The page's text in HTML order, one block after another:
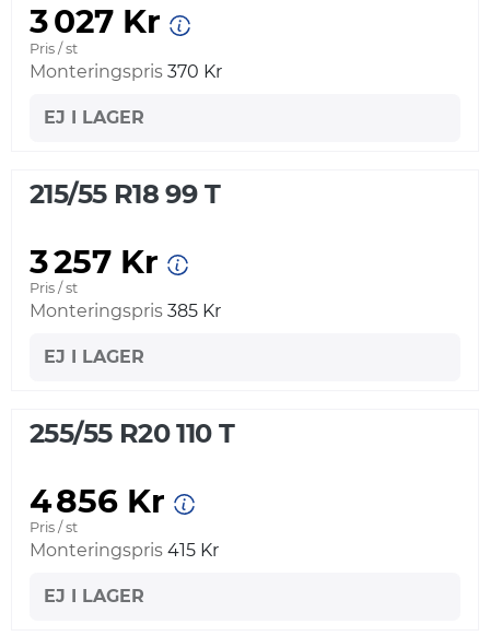
3 027 Kr
Pris / st
Monteringspris 370 Kr
EJ I LAGER
215/55 R18 99 T
3 257 Kr
Pris / st
Monteringspris 385 Kr
EJ I LAGER
255/55 R20 110 T
4 856 Kr
Pris / st
Monteringspris 415 Kr
EJ I LAGER